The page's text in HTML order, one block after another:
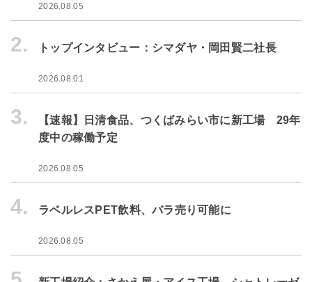
2026.08.05
2. トップインタビュー：シマダヤ・岡田賢二社長
2026.08.01
3.
【速報】日清食品、つくばみらい市に新工場 29年
度中の稼働予定
2026.08.05
4. ラベルレスPET飲料、バラ売り可能に
2026.08.05